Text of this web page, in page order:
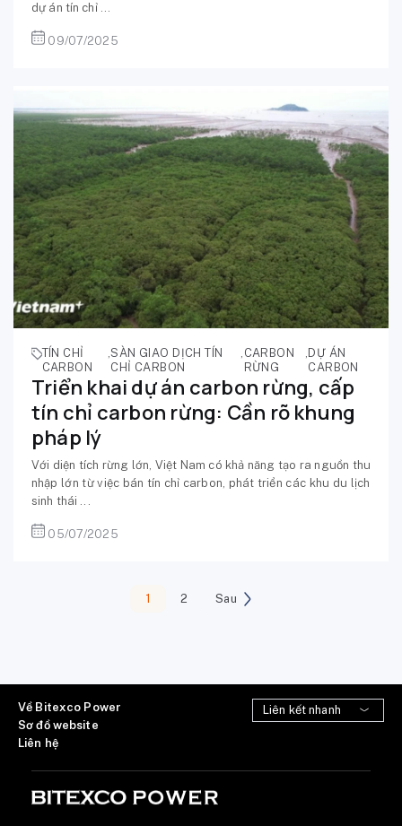
dự án tín chỉ ...
09/07/2025
TÍN CHỈ
CARBON
,SÀN GIAO DỊCH TÍN
CHỈ CARBON
, CARBON
RỪNG
, DỰ ÁN
CARBON
Triển khai dự án carbon rừng, cấp
tín chỉ carbon rừng: Cần rõ khung
pháp lý
Với diện tích rừng lớn, Việt Nam có khả năng tạo ra nguồn thu
nhập lớn từ việc bán tín chỉ carbon, phát triển các khu du lịch
sinh thái ...
05/07/2025
1 2 Sau
Về Bitexco Power
Sơ đồ website
Liên hệ